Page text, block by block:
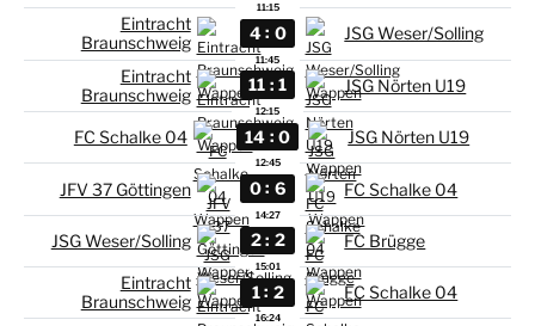
11:15
Eintracht
Braunschweig
4 : 0 JSG Weser/Solling
11:45
Eintracht
Braunschweig
11 : 1 JSG Nörten U19
12:15
FC Schalke 04 14 : 0 JSG Nörten U19
12:45
JFV 37 Göttingen 0 : 6 FC Schalke 04
14:27
JSG Weser/Solling 2 : 2 FC Brügge
15:01
Eintracht
Braunschweig
1 : 2 FC Schalke 04
16:24